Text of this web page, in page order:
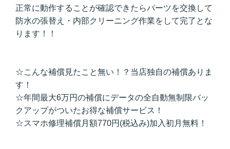
正常に動作することが確認できたらパーツを交換して
防水の張替え・内部クリーニング作業をして完了とな
ります！！
☆こんな補償見たこと無い！？当店独自の補償ありま
す！
☆年間最大6万円の補償にデータの全自動無制限バッ
クアップがついたお得な補償サービス！
☆スマホ修理補償月額770円(税込み)加入初月無料！